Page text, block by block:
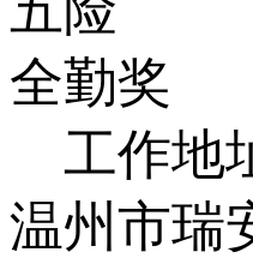
全勤奖
工作地
温州市瑞